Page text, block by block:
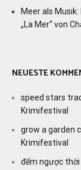
Meer als
„La Mer“ von
NEUESTE
speed stars
Krimifestival
grow a garden
Krimifestival
đếm ngược thời